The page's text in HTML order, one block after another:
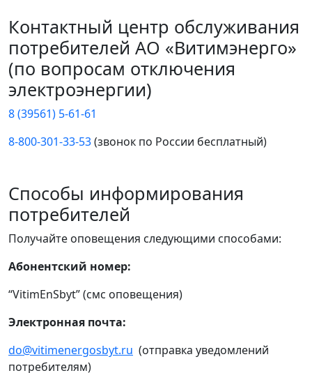
Контактный центр обслуживания
потребителей АО «Витимэнерго»
(по вопросам отключения
электроэнергии)
8 (39561) 5-61-61
8-800-301-33-53(звонок по России бесплатный)
Способы информирования
потребителей
Получайте оповещения следующими способами:
Абонентский номер:
“VitimEnSbyt” (смс оповещения)
Электронная почта:
do@vitimenergosbyt.ru (отправка уведомлений
потребителям)